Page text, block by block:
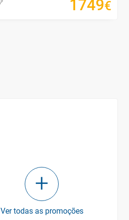
1749€
Ver todas as promoções